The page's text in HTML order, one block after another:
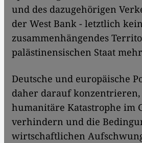
und des dazugehörigen
der West Bank - letztlich kein
zusammenhängendes
palästinensischen Staat
Deutsche und europäische
daher darauf konzentrieren,
humanitäre Katastrophe im
verhindern und die
wirtschaftlichen